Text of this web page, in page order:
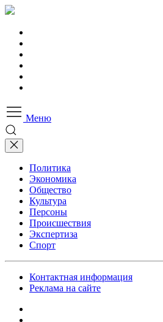
Меню
Политика
Экономика
Общество
Культура
Персоны
Происшествия
Экспертиза
Спорт
Контактная информация
Реклама на сайте